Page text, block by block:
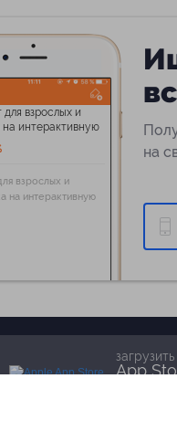
взрослых и
на интерактивную
на
загрузить
App